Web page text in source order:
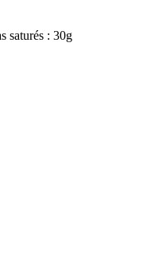
saturés : 30g